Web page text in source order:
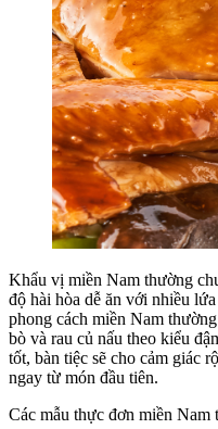
Khẩu vị miền Nam thường
độ hài hòa dễ ăn với nhiều
phong cách miền Nam
bò và rau củ nấu theo kiểu
tốt, bàn tiệc sẽ cho cảm giác
ngay từ món đầu tiên.
Các mẫu thực đơn miền Nam